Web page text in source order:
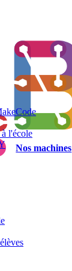
Nos machines
l'école